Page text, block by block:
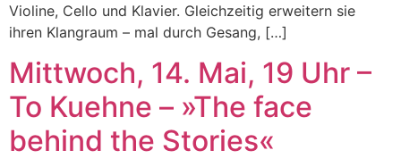
Violine, Cello und Klavier. Gleichzeitig erweitern sie
ihren Klangraum – mal durch Gesang, […]
Mittwoch, 14. Mai, 19 Uhr –
To Kuehne – »The face
behind the Stories«